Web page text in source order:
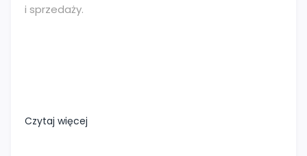
i sprzedaży.
Czytaj więcej